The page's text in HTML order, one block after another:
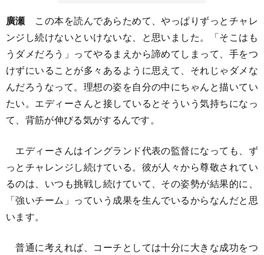
廣瀬 この本を読んであらためて、やっぱりずっとチャレ
ンジし続けないといけないな、と思いました。「そこはも
うダメだろう」ってやるまえから諦めてしまって、手をつ
けずにいることが多々あるように思えて、それじゃダメな
んだろうなって。理想の姿を自分の中にちゃんと描いてい
たい。エディーさんと接しているとそういう気持ちになっ
て、背筋が伸びる気がするんです。
エディーさんはイングランド代表の監督になっても、ず
っとチャレンジし続けている。彼が人々から尊敬されてい
るのは、いつも挑戦し続けていて、その姿勢が結果的に、
「強いチーム」っていう成果を生んでいるからなんだと思
います。
普通に考えれば、コーチとしては十分に大きな成功をつ